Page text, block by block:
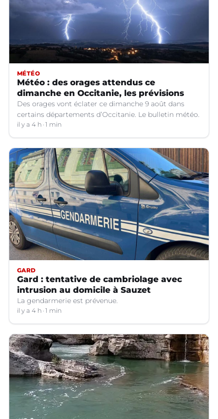
MÉTÉO
Météo : des orages attendus ce
dimanche en Occitanie, les prévisions
Des orages vont éclater ce dimanche 9 août dans
certains départements d’Occitanie. Le bulletin météo.
il y a 4 h 1 min
GARD
Gard : tentative de cambriolage avec
intrusion au domicile à Sauzet
La gendarmerie est prévenue.
il y a 4 h 1 min